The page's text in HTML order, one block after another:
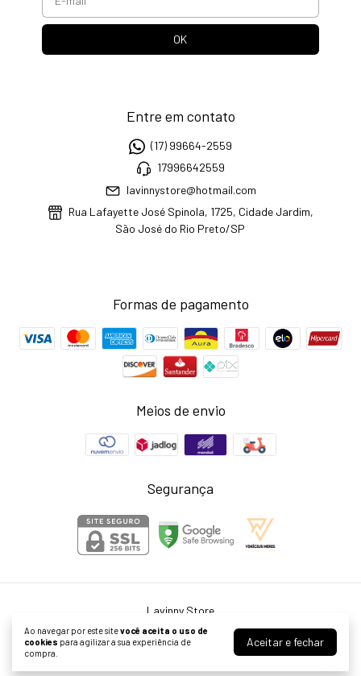
Ao navegar por este sitevocê aceita o uso de
cookies para agilizar a sua experiência de
compra.
Aceitar e fechar
Entre em contato
(17) 99664-2559
17996642559
lavinnystore@hotmail.com
Rua Lafayette José Spinola, 1725, Cidade Jardim,
São José do Rio Preto/SP
Formas de pagamento
Meios de envio
Segurança
Lavinny Store
©2026. Larissa Neris Cardoso Agostini ME - 39999976000155. Todos os
direitos reservados.